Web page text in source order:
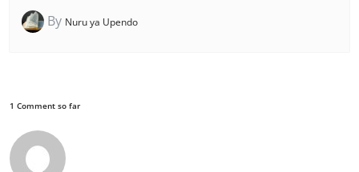
By Nuru ya Upendo
1 Comment so far